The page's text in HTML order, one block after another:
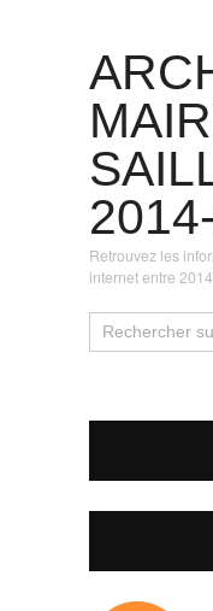
Retrouvez les
internet entre